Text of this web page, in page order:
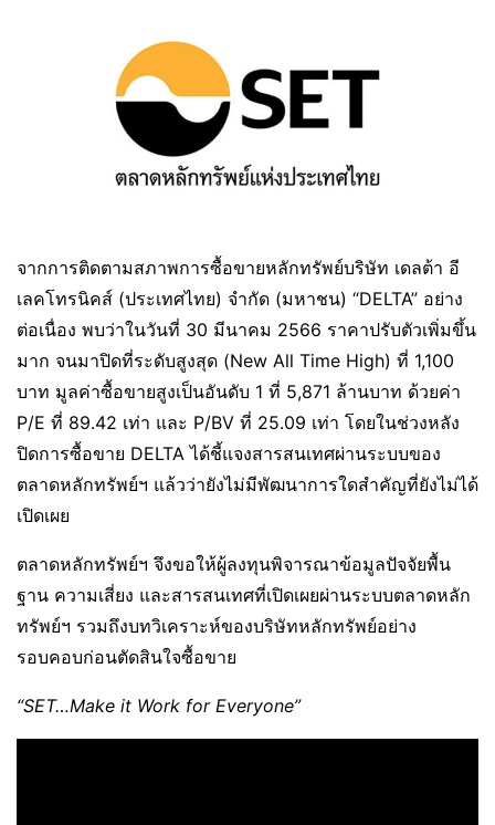
จากการติดตามสภาพการซื้อขายหลักทรัพย์บริษัท เดลต้า อี
เลคโทรนิคส์ (ประเทศไทย) จำกัด (มหาชน) “DELTA” อย่าง
ต่อเนื่อง พบว่าในวันที่ 30 มีนาคม 2566 ราคาปรับตัวเพิ่มขึ้น
มาก จนมาปิดที่ระดับสูงสุด (New All Time High) ที่ 1,100
บาท มูลค่าซื้อขายสูงเป็นอันดับ 1 ที่ 5,871 ล้านบาท ด้วยค่า
P/E ที่ 89.42 เท่า และ P/BV ที่ 25.09 เท่า โดยในช่วงหลัง
ปิดการซื้อขาย DELTA ได้ชี้แจงสารสนเทศผ่านระบบของ
ตลาดหลักทรัพย์ฯ แล้วว่ายังไม่มีพัฒนาการใดสำคัญที่ยังไม่ได้
เปิดเผย
ตลาดหลักทรัพย์ฯ จึงขอให้ผู้ลงทุนพิจารณาข้อมูลปัจจัยพื้น
ฐาน ความเสี่ยง และสารสนเทศที่เปิดเผยผ่านระบบตลาดหลัก
ทรัพย์ฯ รวมถึงบทวิเคราะห์ของบริษัทหลักทรัพย์อย่าง
รอบคอบก่อนตัดสินใจซื้อขาย
“SET…Make it Work for Everyone”